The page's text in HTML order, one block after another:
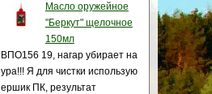
Масло оружейное
"Беркут" щелочное
150мл
ВПО156 19, нагар убирает на
ура!!! Я для чистки использую
ершик ПК, результат